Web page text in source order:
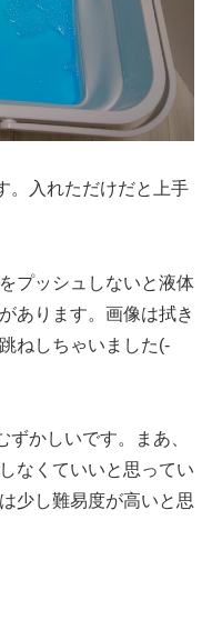
。入れただけだと上手
プッシュしないと液体
あります。画像は拭き
ねしちゃいました(-
かしいです。まあ、
なくていいと思ってい
少し難易度が高いと思